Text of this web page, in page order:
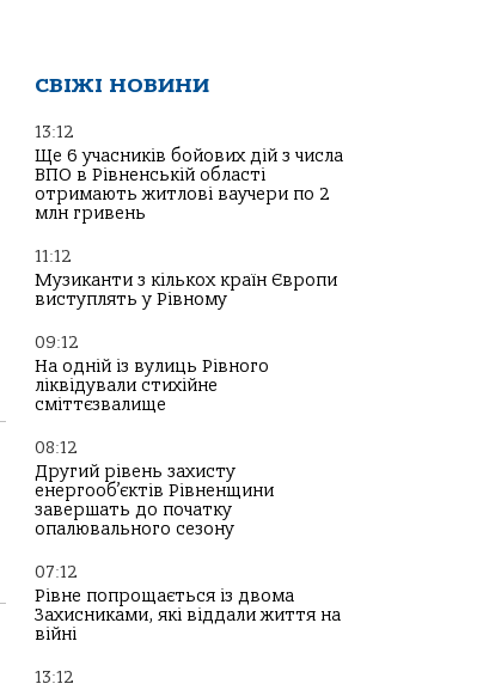
СВІЖІ НОВИНИ
13:12
Ще 6 учасників бойових дій з числа
ВПО в Рівненській області
отримають житлові ваучери по 2
млн гривень
11:12
Музиканти з кількох країн Європи
виступлять у Рівному
09:12
На одній із вулиць Рівного
ліквідували стихійне
сміттєзвалище
08:12
Другий рівень захисту
енергооб’єктів Рівненщини
завершать до початку
опалювального сезону
07:12
Рівне попрощається із двома
Захисниками, які віддали життя на
війні
13:12